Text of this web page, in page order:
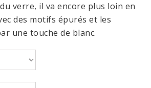
du verre, il va encore plus loin en
des motifs épurés et les
une touche de blanc.